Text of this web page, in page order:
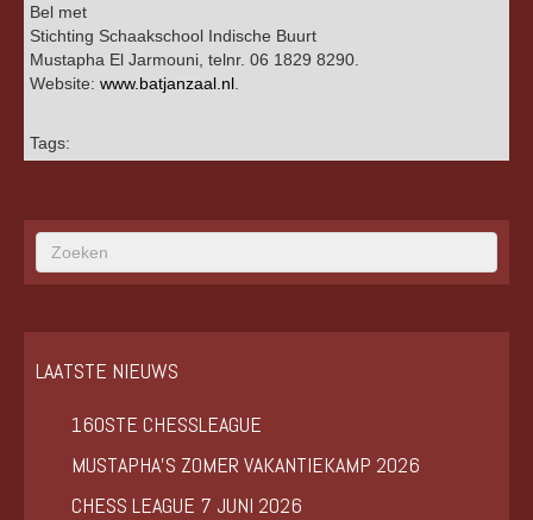
Bel met
Stichting Schaakschool Indische Buurt
Mustapha El Jarmouni, telnr. 06 1829 8290.
Website: www.batjanzaal.nl
Tags:
LAATSTE NIEUWS
160STE CHESSLEAGUE
MUSTAPHA’S ZOMER VAKANTIEKAMP 2026
CHESS LEAGUE 7 JUNI 2026